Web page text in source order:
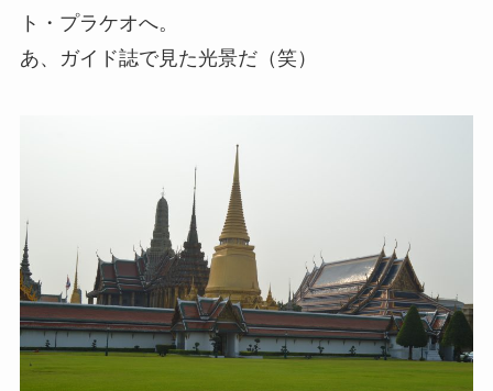
ト・プラケオへ。
あ、ガイド誌で見た光景だ（笑）